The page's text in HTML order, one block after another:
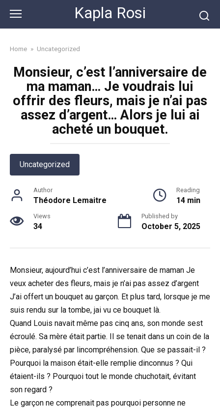
content
Kapla Rosi
Home » Uncategorized
Monsieur, c’est l’anniversaire de
ma maman… Je voudrais lui
offrir des fleurs, mais je n’ai pas
assez d’argent… Alors je lui ai
acheté un bouquet.
Uncategorized
Author
Théodore Lemaitre
Reading
14 min
Views
34
Published by
October 5, 2025
Monsieur, aujourd’hui c’est l’anniversaire de maman Je
veux acheter des fleurs, mais je n’ai pas assez d’argent
J’ai offert un bouquet au garçon. Et plus tard, lorsque je me
suis rendu sur la tombe, jai vu ce bouquet là.
Quand Louis navait même pas cinq ans, son monde sest
écroulé. Sa mère était partie. Il se tenait dans un coin de la
pièce, paralysé par lincompréhension. Que se passait-il ?
Pourquoi la maison était-elle remplie dinconnus ? Qui
étaient-ils ? Pourquoi tout le monde chuchotait, évitant
son regard ?
Le garçon ne comprenait pas pourquoi personne ne